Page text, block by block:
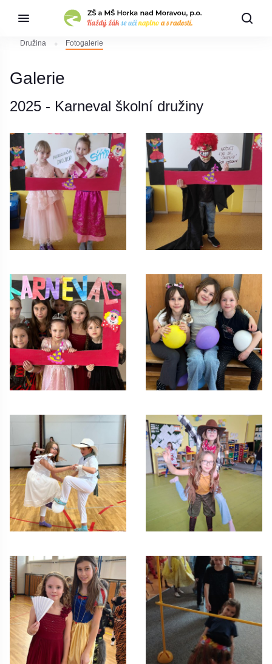
Družina Fotogalerie
Galerie
2025 - Karneval školní družiny